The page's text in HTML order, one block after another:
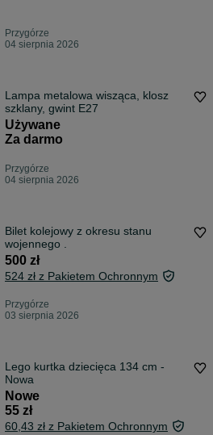
Przygórze
04 sierpnia 2026
Lampa metalowa wisząca, klosz
szklany, gwint E27
Używane
Za darmo
Przygórze
04 sierpnia 2026
Bilet kolejowy z okresu stanu
wojennego .
500 zł
524 zł z Pakietem Ochronnym
Przygórze
03 sierpnia 2026
Lego kurtka dziecięca 134 cm -
Nowa
Nowe
55 zł
60,43 zł z Pakietem Ochronnym